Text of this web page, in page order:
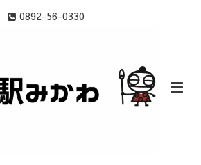
0892-56-0330